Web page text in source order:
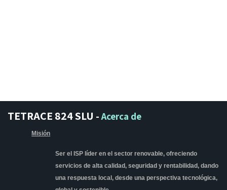
TETRACE 824 SLU -Acerca de
Misión
Ser el ISP líder en el sector renovable, ofreciendo
servicios de alta calidad, seguridad y rentabilidad, dando
una respuesta local, desde una perspectiva tecnológica,